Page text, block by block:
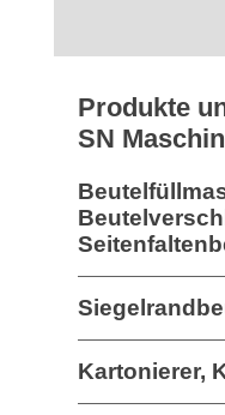
Produkte
SN
Kartonierer,